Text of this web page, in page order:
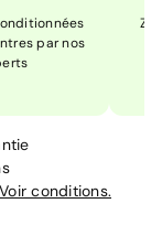
par nos
Voir conditions.